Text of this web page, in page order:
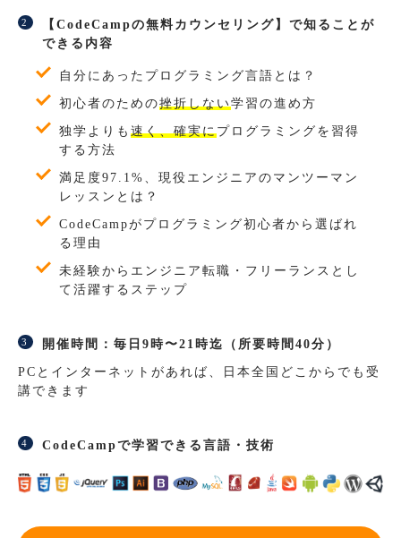
【CodeCampの無料カウンセリング】で知ることが
できる内容
自分にあったプログラミング言語とは？
初心者のための挫折しない学習の進め方
独学よりも 速く、確実にプログラミングを習得
する方法
満足度97.1%、現役エンジニアのマンツーマン
レッスンとは？
CodeCampがプログラミング初心者から選ばれ
る理由
未経験からエンジニア転職・フリーランスとし
て活躍するステップ
開催時間：毎日9時〜21時迄（所要時間40分）
PCとインターネットがあれば、日本全国どこからでも受
講できます
CodeCampで学習できる言語・技術